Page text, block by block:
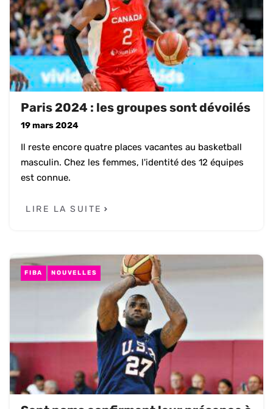
Paris 2024 : les groupes sont dévoilés
19 mars 2024
Il reste encore quatre places vacantes au basketball
masculin. Chez les femmes, l'identité des 12 équipes
est connue.
LIRE LA SUITE
FIBA NOUVELLES